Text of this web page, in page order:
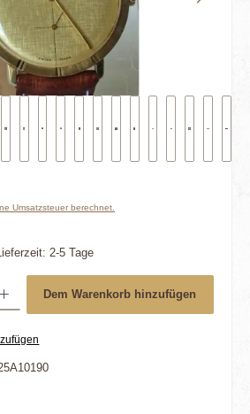
Umsatzsteuer berechnet.
2-5 Tage
Dem Warenkorb hinzufügen